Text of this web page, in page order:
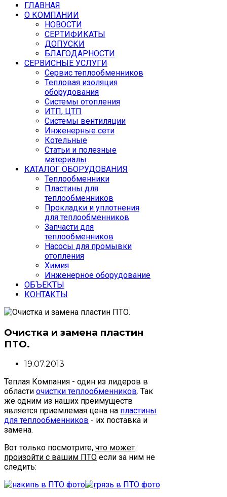
ГЛАВНАЯ
О КОМПАНИИ
НОВОСТИ
СЕРТИФИКАТЫ
ДОПУСКИ
БЛАГОДАРНОСТИ
СЕРВИСНЫЕ УСЛУГИ
Сервис теплообменников
Тепловая изоляция
оборудования
Системы отопления
ИТП, ЦТП
Системы вентиляции
Инженерные сети
Котельные
Статьи и полезные
материалы
КАТАЛОГ ОБОРУДОВАНИЯ
Теплообменники
Пластины для
теплообменников
Прокладки и уплотнения
для теплообменников
Запчасти для
теплообменников
Насосы для промывки
отопления
Химия
Инженерное оборудование
ОБЪЕКТЫ
КОНТАКТЫ
Очистка и замена пластин
ПТО.
19.07.2013
Теплая Компания - один из лидеров в
области очистки теплообменников. Так
же одним из наших преимуществ
является приемлемая цена на пластины
для теплообменников - их поставка и
замена.
Вот только посмотрите, что может
произойти с вашим ПТО если за ним не
следить: